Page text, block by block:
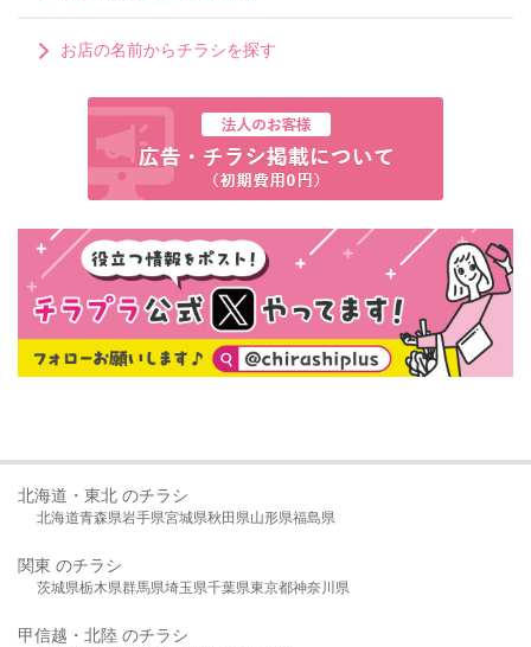
お店の名前からチラシを探す
北海道・東北 のチラシ
北海道青森県岩手県宮城県秋田県山形県福島県
関東 のチラシ
茨城県栃木県群馬県埼玉県千葉県東京都神奈川県
甲信越・北陸 のチラシ